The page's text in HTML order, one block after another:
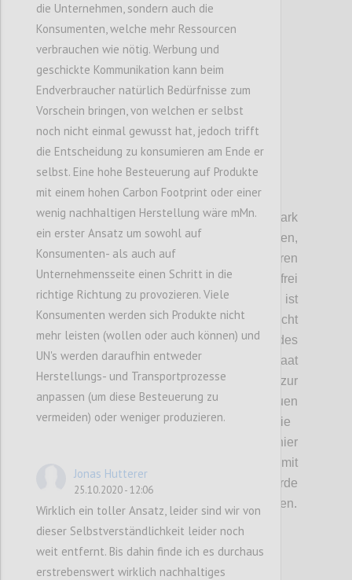
P3
Die staatliche Intervention war hier ein stark
diskutiertes Thema.Wir haben
festgehalten,
dass der Staat zwar Regulierungen einführen
kann, aber auch hier nicht vollkommen
frei
schalten und walten kann. Problematisch ist
hier auch, dass der Begriff Souveränität
nicht
klar definiert ist. Die Souveränität des
Individuums, wie sie in eine
freien Staat
gegeben ist, steht im Gegensatz zur
Souveränität des Staates. Die
Individuen
geben dem Staat mit ihrer Stimme die
Systeme zu schaffen. Würde hier
jedoch eine Abschottung, verbunden mit
einem Wohlstandsverlust stattfinden, würde
das souveräne Individuum schnell rebellieren.
die Unternehmen, sondern auch die
Konsumenten, welche mehr Ressourcen
verbrauchen wie nötig. Werbung und
geschickte Kommunikation kann beim
Endverbraucher natürlich Bedürfnisse zum
Vorschein bringen, von welchen er selbst
noch nicht einmal gewusst hat, jedoch trifft
die Entscheidung zu konsumieren am Ende er
selbst. Eine hohe Besteuerung auf Produkte
mit einem hohen Carbon Footprint oder einer
wenig nachhaltigen Herstellung wäre mMn.
ein erster Ansatz um sowohl auf
Konsumenten- als auch auf
Unternehmensseite einen Schritt in die
richtige Richtung zu provozieren. Viele
Konsumenten werden sich Produkte nicht
mehr leisten (wollen oder auch können) und
UN's werden daraufhin entweder
Herstellungs- und Transportprozesse
anpassen (um diese Besteuerung zu
vermeiden) oder weniger produzieren.
Jonas Hutterer
25.10.2020 - 12:06
Wirklich ein toller Ansatz, leider sind wir von
dieser Selbstverständlichkeit leider noch
weit entfernt. Bis dahin finde ich es durchaus
erstrebenswert wirklich nachhaltiges